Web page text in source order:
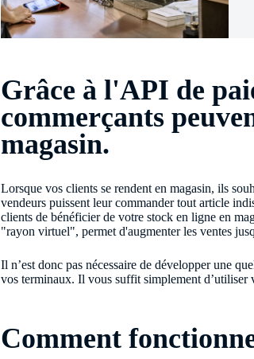
Grâce à l'API de
commerçants
magasin.
Lorsque vos clients se rendent en magasin, ils
vendeurs puissent leur commander tout article
clients de bénéficier de votre stock en ligne en
"rayon virtuel", permet d'augmenter les ventes
Il n’est donc pas nécessaire de développer une
vos terminaux. Il vous suffit simplement d’utiliser
Comment